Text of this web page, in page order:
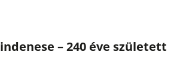
– 240 éve született